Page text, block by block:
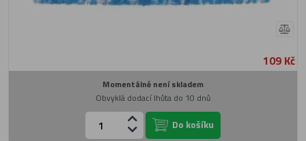
109 Kč
Momentálně není skladem
Obvyklá dodací lhůta do 10 dnů
Do košíku